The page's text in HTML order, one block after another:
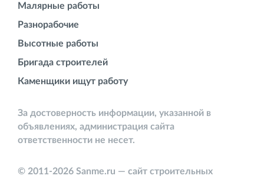
Малярные работы
Разнорабочие
Высотные работы
Бригада строителей
Каменщики ищут работу
За достоверность информации, указанной в
объявлениях, администрация сайта
ответственности не несет.
© 2011-2026 Sanme.ru — сайт строительных